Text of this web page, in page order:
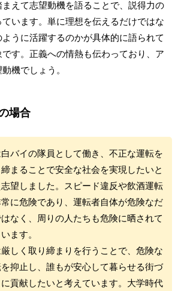
えて志望動機を語ることで、説得力の
います。単に理想を伝えるだけではな
うに活躍するのかが具体的に語られて
す。正義への情熱も伝わっており、ア
機でしょう。
場合
バイの隊員として働き、不正な運転を
まることで安全な社会を実現したいと
望しました。スピード違反や飲酒運転
に危険であり、運転者自体が危険なだ
なく、周りの人たちも危険に晒されて
ます。
しく取り締まりを行うことで、危険な
抑止し、誰もが安心して暮らせる街づ
に貢献したいと考えています。大学時代